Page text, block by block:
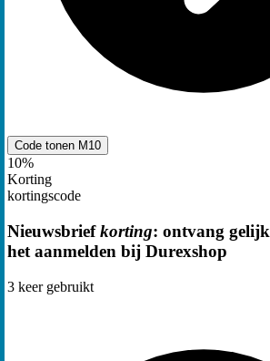
Code tonen M10
10%
Korting
kortingscode
Nieuwsbriefkorting: ontvang gelijk
het aanmelden bij Durexshop
3 keer gebruikt